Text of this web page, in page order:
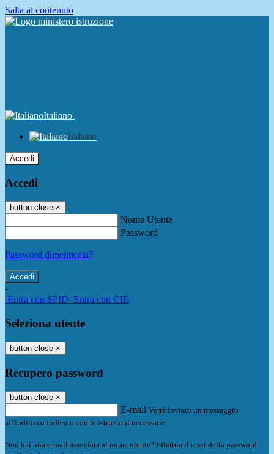
Salta al contenuto
Italiano
Italiano
Accedi
Accedi
button close ×
Nome Utente
Password
Password dimenticata?
-
Entra con SPID Entra con CIE
Seleziona utente
button close ×
Recupero password
button close ×
E-mail Verrà inviato un messaggio
all'indirizzo indicato con le istruzioni necessarie.
Non hai una e-mail associata al nome utente? Effettua il reset della password